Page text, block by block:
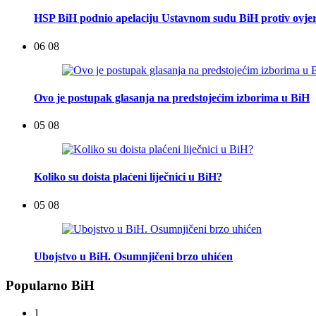
HSP BiH podnio apelaciju Ustavnom sudu BiH protiv
06 08
Ovo je postupak glasanja na predstojećim izborima u BiH
05 08
Koliko su doista plaćeni liječnici u BiH?
05 08
Ubojstvo u BiH. Osumnjičeni brzo uhićen
Popularno BiH
1